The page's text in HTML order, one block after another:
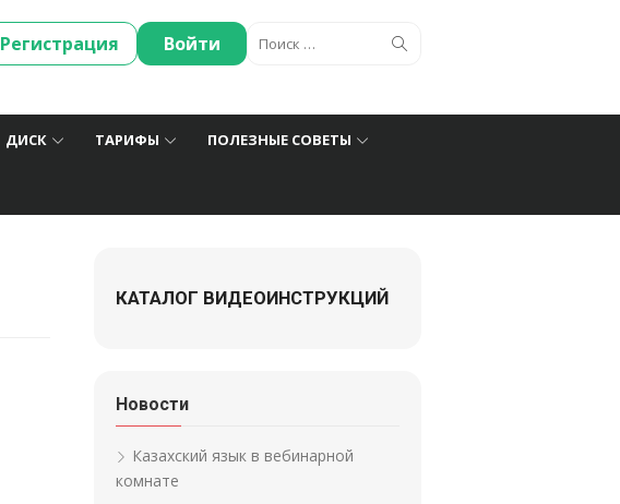
Искать:
Регистрация Войти
ДИСК ТАРИФЫ ПОЛЕЗНЫЕ СОВЕТЫ
КАТАЛОГ ВИДЕОИНСТРУКЦИЙ
Новости
Казахский язык в вебинарной
комнате